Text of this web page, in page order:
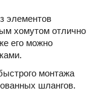
элементов
хомутом отлично
его можно
монтажа
шлангов.